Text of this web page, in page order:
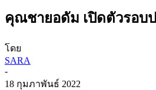
คุณชายอดัม เปิดตัวรอบ
โดย
SARA
-
18 กุมภาพันธ์ 2022